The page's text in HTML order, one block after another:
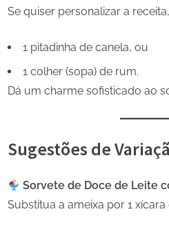
Se quiser personalizar a
1 pitadinha de canela, ou
1 colher (sopa) de rum.
Dá um charme sofisticado ao
Sugestões de
Sorvete de Doce de Leite
Substitua a ameixa por 1